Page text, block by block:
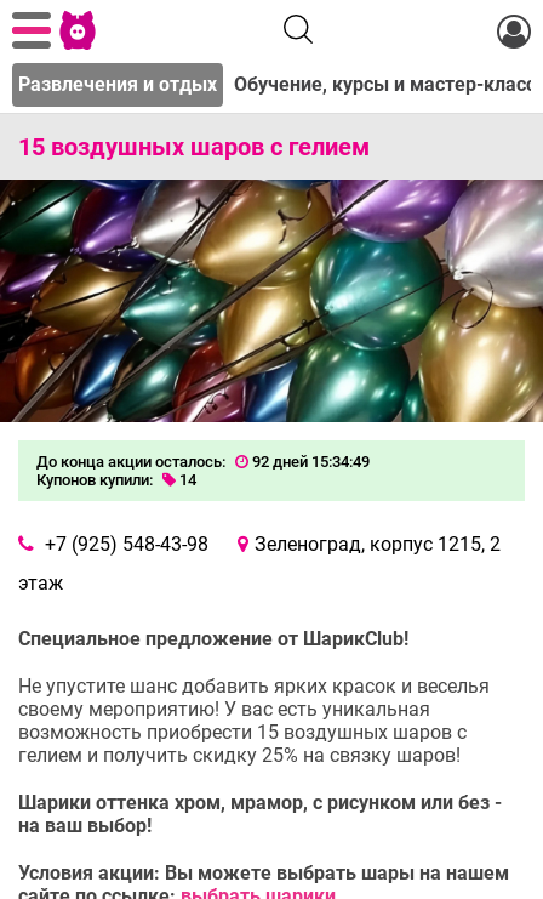
Развлечения и отдых Обучение, курсы и мастер-
15 воздушных шаров с гелием
До конца акции осталось:
92 дней 15:34:48
Купонов купили:
14
+7 (925) 548-43-98
Зеленоград, корпус 1215, 2
этаж
Специальное предложение от ШарикClub!
Не упустите шанс добавить ярких красок и веселья
своему мероприятию! У вас есть уникальная
возможность приобрести 15 воздушных шаров с
гелием и получить скидку 25% на связку шаров!
Шарики оттенка хром, мрамор, с рисунком или без -
на ваш выбор!
Условия акции: Вы можете выбрать шары на нашем